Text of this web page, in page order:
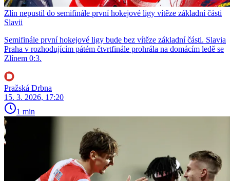
Zlín nepustil do semifinále první hokejové ligy vítěze základní části
Slavii
Semifinále první hokejové ligy bude bez vítěze základní části. Slavia
Praha v rozhodujícím pátém čtvrtfinále prohrála na domácím ledě se
Zlínem 0:3.
Pražská Drbna
15. 3. 2026, 17:20
1 min